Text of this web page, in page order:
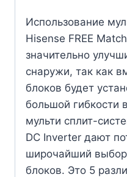
Использование
Hisense FREE
значительно
снаружи, так как
блоков будет
большой гибкости
мульти сплит-
DC Inverter дают
широчайший выбор
блоков. Это 5